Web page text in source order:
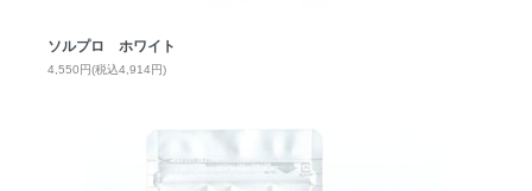
ソルプロ ホワイト
4,550円(税込4,914円)